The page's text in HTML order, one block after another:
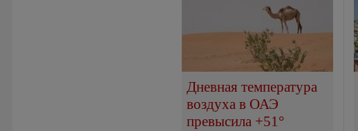
Дневная температура
воздуха в ОАЭ
превысила +51°